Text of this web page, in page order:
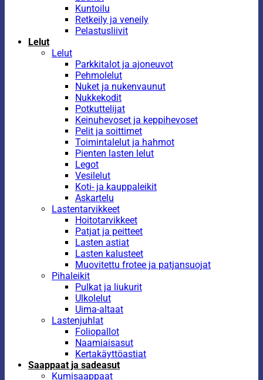
Kuntoilu
Retkeily ja veneily
Pelastusliivit
Lelut
Lelut
Parkkitalot ja ajoneuvot
Pehmolelut
Nuket ja nukenvaunut
Nukkekodit
Potkuttelijat
Keinuhevoset ja keppihevoset
Pelit ja soittimet
Toimintalelut ja hahmot
Pienten lasten lelut
Legot
Vesilelut
Koti- ja kauppaleikit
Askartelu
Lastentarvikkeet
Hoitotarvikkeet
Patjat ja peitteet
Lasten astiat
Lasten kalusteet
Muovitettu frotee ja patjansuojat
Pihaleikit
Pulkat ja liukurit
Ulkolelut
Uima-altaat
Lastenjuhlat
Foliopallot
Naamiaisasut
Kertakäyttöastiat
Saappaat ja sadeasut
Kumisaappaat